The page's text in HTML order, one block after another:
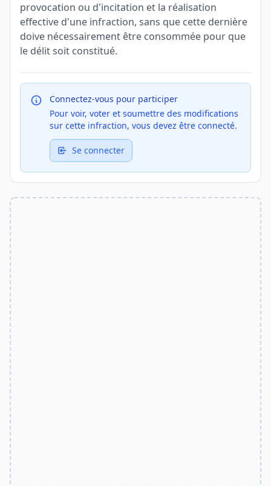
provocation ou d'incitation et la réalisation
effective d'une infraction, sans que cette dernière
doive nécessairement être consommée pour que
le délit soit constitué.
Connectez-vous pour participer
Pour voir, voter et soumettre des modifications
sur cette infraction, vous devez être connecté.
Se connecter